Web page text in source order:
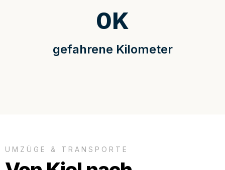
gefahrene Kilometer
0K
UMZÜGE & TRANSPORTE